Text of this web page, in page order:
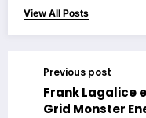
View All Posts
Previous post
Frank Lagalice
Grid Monster